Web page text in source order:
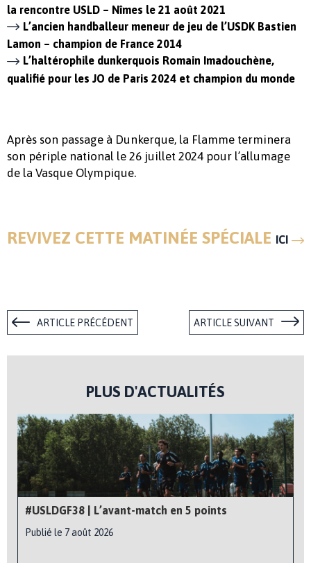
la rencontre USLD – Nîmes le 21 août 2021
L’ancien handballeur meneur de jeu de l’USDK Bastien
Lamon – champion de France 2014
L’haltérophile dunkerquois Romain Imadouchène,
qualifié pour les JO de Paris 2024 et champion du monde
Après son passage à Dunkerque, la Flamme terminera
son périple national le 26 juillet 2024 pour l’allumage
de la Vasque Olympique.
REVIVEZ CETTE MATINÉE SPÉCIALE ICI
ARTICLE PRÉCÉDENT ARTICLE SUIVANT
PLUS D'ACTUALITÉS
#USLDGF38 | L’avant-match en 5 points
Publié le 7 août 2026